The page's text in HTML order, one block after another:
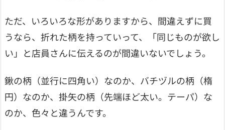
ただ、いろいろな形がありますから、間違えずに買
うなら、折れた柄を持っていって、「同じものが欲し
い」と店員さんに伝えるのが間違いないでしょう。
鍬の柄（並行に四角い）なのか、バチヅルの柄（楕
円）なのか、掛矢の柄（先端ほど太い。テーパ）な
のか、色々と違うんです。